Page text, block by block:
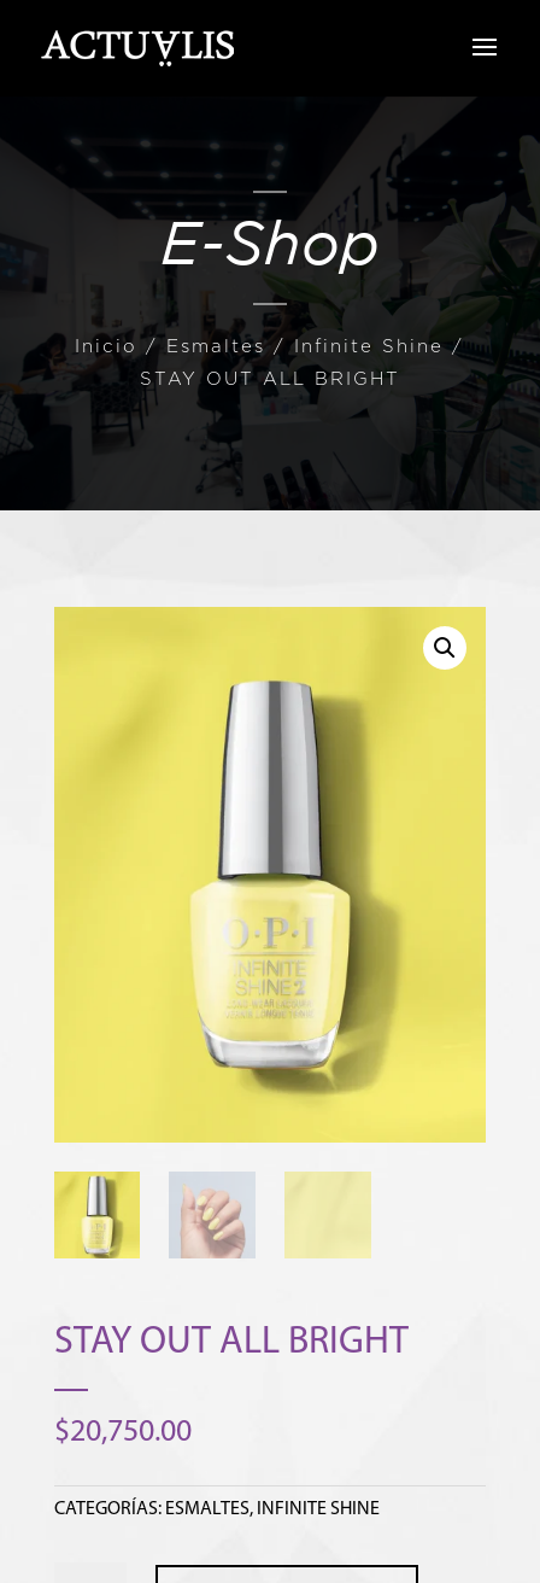
E-Shop
Inicio / Esmaltes /Infinite Shine/
STAY OUT ALL BRIGHT
STAY OUT ALL BRIGHT
$20,750.00
CATEGORÍAS: ESMALTES, INFINITE SHINE